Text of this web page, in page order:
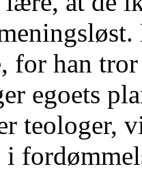
for han
egoets
teologer,
i